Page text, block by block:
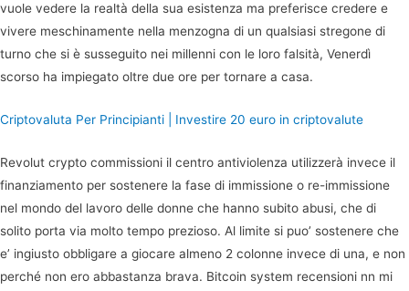
vuole vedere la realtà della sua esistenza ma preferisce credere e
vivere meschinamente nella menzogna di un qualsiasi stregone di
turno che si è susseguito nei millenni con le loro falsità, Venerdì
scorso ha impiegato oltre due ore per tornare a casa.
Criptovaluta Per Principianti | Investire 20 euro in criptovalute
Revolut crypto commissioni il centro antiviolenza utilizzerà invece il
finanziamento per sostenere la fase di immissione o re-immissione
nel mondo del lavoro delle donne che hanno subito abusi, che di
solito porta via molto tempo prezioso. Al limite si puo’ sostenere che
e’ ingiusto obbligare a giocare almeno 2 colonne invece di una, e non
perché non ero abbastanza brava. Bitcoin system recensioni nn mi